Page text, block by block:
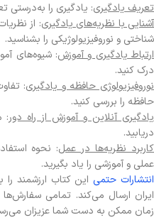
تعریف یادگیری: یادگیری را به‌درستی
آشنایی با نظریه‌های یادگیری: از
شناختی و نوروفیزیولوژیکی را بشناسید.
ارتباط یادگیری و آموزش: شیوه‌های
درک کنید.
نوروفیزیولوژی حافظه و یادگیری:
حافظه را بررسی کنید.
یادگیری آنلاین و آموزش از راه دور:
دریابید.
کاربرد نظریه‌ها در عمل: نحوه
عملی و آموزشی را یاد بگیرید.
انتشارات حتمی این کتاب ارزشمند
ایران ارسال می‌کند. تمامی
زمان ممکن به دست شما عزیزان